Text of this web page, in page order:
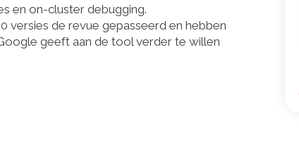
en on-cluster debugging.
versies de revue gepasseerd en hebben
geeft aan de tool verder te willen